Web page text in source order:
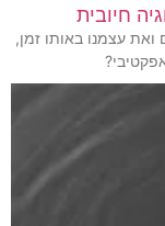
חיובית
עצמנו באותו זמן,